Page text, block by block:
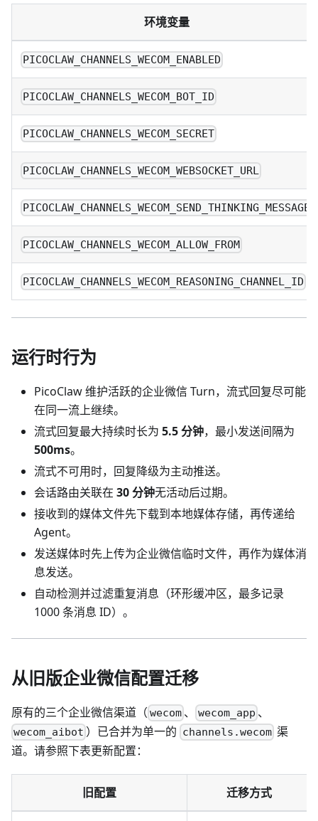
环境变量
PICOCLAW_CHANNELS_WECOM_ENABLED
PICOCLAW_CHANNELS_WECOM_BOT_ID
PICOCLAW_CHANNELS_WECOM_SECRET
PICOCLAW_CHANNELS_WECOM_WEBSOCKET_URL
PICOCLAW_CHANNELS_WECOM_SEND_THINKING_MESSAGE
PICOCLAW_CHANNELS_WECOM_ALLOW_FROM
PICOCLAW_CHANNELS_WECOM_REASONING_CHANNEL_ID
运行时行为
PicoClaw 维护活跃的企业微信 Turn，流式回复尽可能
在同一流上继续。
流式回复最大持续时长为 5.5 分钟，最小发送间隔为
500ms。
流式不可用时，回复降级为主动推送。
会话路由关联在 30 分钟无活动后过期。
接收到的媒体文件先下载到本地媒体存储，再传递给
Agent。
发送媒体时先上传为企业微信临时文件，再作为媒体消
息发送。
自动检测并过滤重复消息（环形缓冲区，最多记录
1000 条消息 ID）。
从旧版企业微信配置迁移
原有的三个企业微信渠道（ wecom 、 wecom_app 、
wecom_aibot ）已合并为单一的 channels.wecom 渠
道。请参照下表更新配置：
旧配置 迁移方式